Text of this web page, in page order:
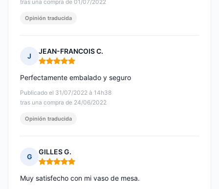
tras una compra de 01/07/2022
Opinión traducida
J
JEAN-FRANCOIS C.
Nota: 5 de 5
Publicado el 31/07/2022 à 14h38
tras una compra de 24/06/2022
Perfectamente embalado y seguro
Opinión traducida
G
GILLES G.
Nota: 5 de 5
Muy satisfecho con mi vaso de mesa.